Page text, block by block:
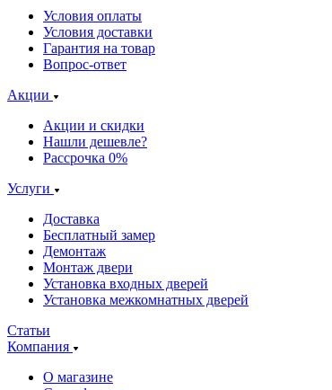
Условия оплаты
Условия доставки
Гарантия на товар
Вопрос-ответ
Акции
Акции и скидки
Нашли дешевле?
Рассрочка 0%
Услуги
Доставка
Бесплатный замер
Демонтаж
Монтаж двери
Установка входных дверей
Установка межкомнатных дверей
Статьи
Компания
О магазине